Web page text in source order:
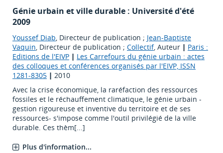
Génie urbain et ville durable : Université d'été
2009
Youssef Diab, Directeur de publication ; Jean-Baptiste
Vaquin, Directeur de publication ; Collectif, Auteur | Paris :
Editions de l'EIVP | Les Carrefours du génie urbain : actes
des colloques et conférences organisés par l'EIVP, ISSN
1281-8305 | 2010
Avec la crise économique, la raréfaction des ressources
fossiles et le réchauffement climatique, le génie urbain -
gestion rigoureuse et inventive du territoire et de ses
ressources- s'impose comme l'outil privilégié de la ville
durable. Ces thèm[...]
Plus d'information...